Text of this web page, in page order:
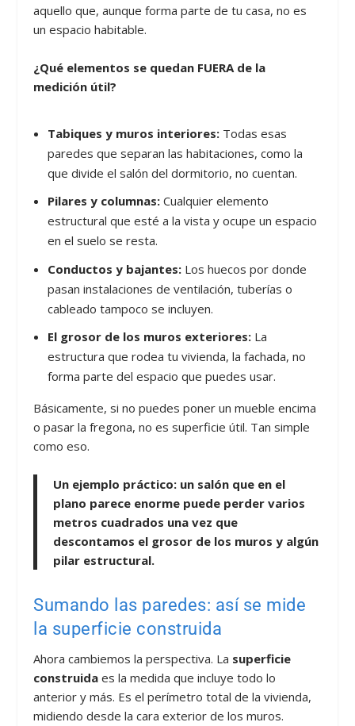
aquello que, aunque forma parte de tu casa, no es
un espacio habitable.
¿Qué elementos se quedan FUERA de la
medición útil?
Tabiques y muros interiores:Todas esas
paredes que separan las habitaciones, como la
que divide el salón del dormitorio, no cuentan.
Pilares y columnas:Cualquier elemento
estructural que esté a la vista y ocupe un espacio
en el suelo se resta.
Conductos y bajantes:Los huecos por donde
pasan instalaciones de ventilación, tuberías o
cableado tampoco se incluyen.
El grosor de los muros exteriores:La
estructura que rodea tu vivienda, la fachada, no
forma parte del espacio que puedes usar.
Básicamente, si no puedes poner un mueble encima
o pasar la fregona, no es superficie útil. Tan simple
como eso.
Un ejemplo práctico: un salón que en el
plano parece enorme puede perder varios
metros cuadrados una vez que
descontamos el grosor de los muros y algún
pilar estructural.
Sumando las paredes: así se mide
la superficie construida
Ahora cambiemos la perspectiva. La superficie
construida es la medida que incluye todo lo
anterior y más. Es el perímetro total de la vivienda,
midiendo desde la cara exterior de los muros.